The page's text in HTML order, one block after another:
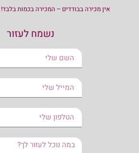
אין מכירה בבודדים – המכירה בכמות בלבד!
נשמח לעזור